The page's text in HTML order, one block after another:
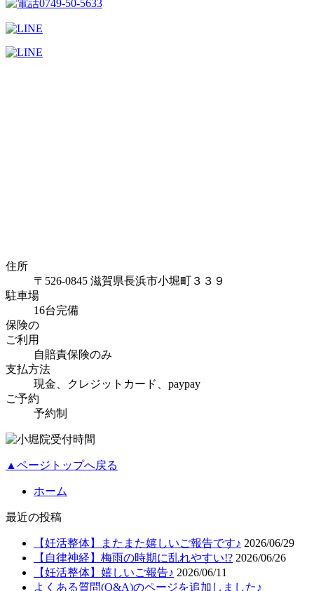
住所
〒526-0845 滋賀県長浜市小堀町３３９
駐車場
16台完備
保険の
ご利用
自賠責保険のみ
支払方法
現金、クレジットカード、paypay
ご予約
予約制
▲ページトップへ戻る
ホーム
最近の投稿
【妊活整体】またまた嬉しいご報告です♪ 2026/06/29
【自律神経】梅雨の時期に乱れやすい!? 2026/06/26
【妊活整体】嬉しいご報告♪ 2026/06/11
よくある質問(Q&A)のページを追加しました♪